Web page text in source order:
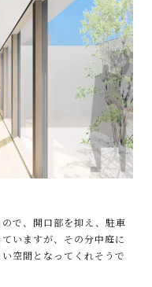
で、開口部を抑え、駐車
いますが、その分中庭に
空間となってくれそうで